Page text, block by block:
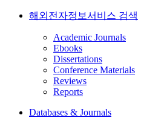
해외전자정보서비스 검색
Academic Journals
Ebooks
Dissertations
Conference Materials
Reviews
Reports
Databases & Journals